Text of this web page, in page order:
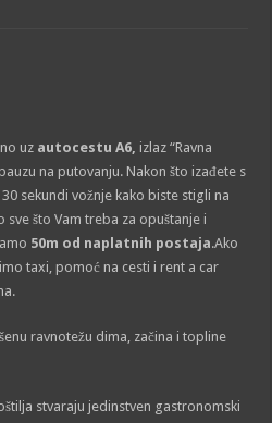
uz autocestu A6, izlaz “Ravna
na putovanju. Nakon što izađete s
sekundi vožnje kako biste stigli na
što Vam treba za opuštanje i
50m od naplatnih postaja.Ako
taxi, pomoć na cesti i rent a car
ravnotežu dima, začina i topline
stvaraju jedinstven gastronomski